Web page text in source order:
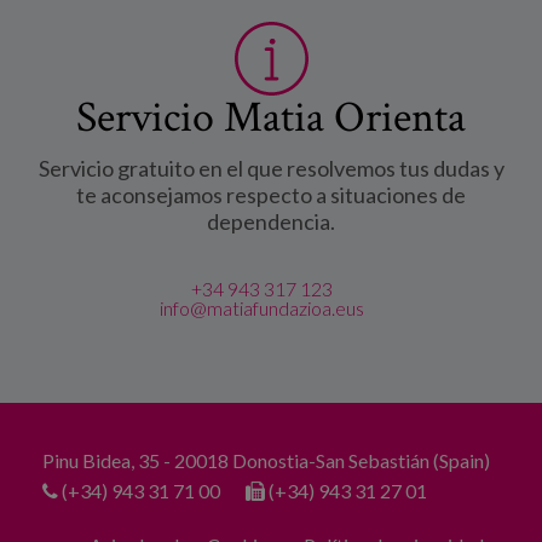
Servicio Matia Orienta
Servicio gratuito en el que resolvemos tus dudas y
te aconsejamos respecto a situaciones de
dependencia.
+34 943 317 123
info@matiafundazioa.eus
Pinu Bidea, 35 - 20018 Donostia-San Sebastián (Spain)
(+34) 943 31 71 00
(+34) 943 31 27 01